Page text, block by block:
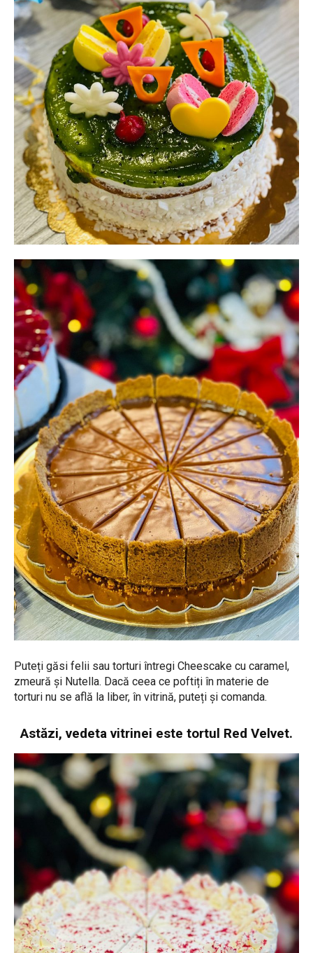
Puteți găsi felii sau torturi întregi Cheescake cu caramel,
zmeură și Nutella. Dacă ceea ce poftiți în materie de
torturi nu se află la liber, în vitrină, puteți și comanda.
Astăzi, vedeta vitrinei este tortul Red Velvet.